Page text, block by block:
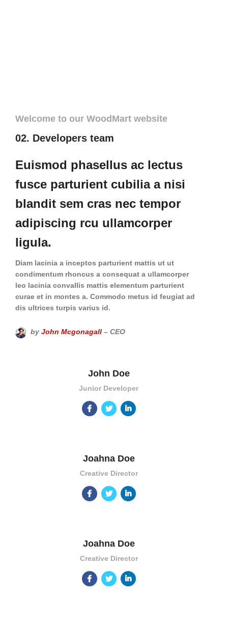
Welcome to our WoodMart website
02. Developers team
Euismod phasellus ac lectus
fusce parturient cubilia a nisi
blandit sem cras nec tempor
adipiscing rcu ullamcorper
ligula.
Diam lacinia a inceptos parturient mattis ut ut
condimentum rhoncus a consequat a ullamcorper
leo lacinia convallis mattis elementum parturient
curae et in montes a. Commodo metus id feugiat ad
dis ultrices turpis varius id.
by John Mcgonagall– CEO
John Doe
Junior Developer
Joahna Doe
Creative Director
Joahna Doe
Creative Director